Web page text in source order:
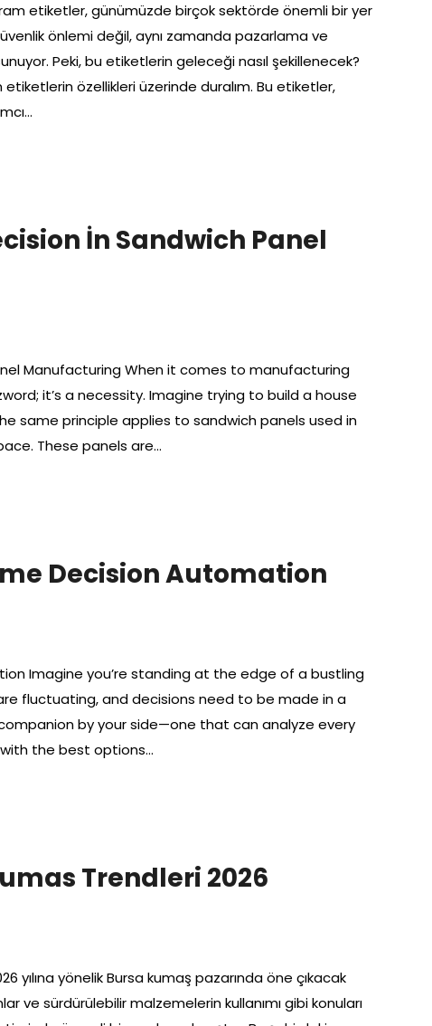
etiketler, günümüzde birçok sektörde önemli bir yer
önlemi değil, aynı zamanda pazarlama ve
Peki, bu etiketlerin geleceği nasıl şekillenecek?
özellikleri üzerinde duralım. Bu etiketler,
İn Sandwich Panel
Manufacturing When it comes to manufacturing
it’s a necessity. Imagine trying to build a house
same principle applies to sandwich panels used in
These panels are…
Decision Automation
Imagine you’re standing at the edge of a bustling
fluctuating, and decisions need to be made in a
by your side—one that can analyze every
the best options…
Trendleri 2026
yılına yönelik Bursa kumaş pazarında öne çıkacak
ve sürdürülebilir malzemelerin kullanımı gibi konuları